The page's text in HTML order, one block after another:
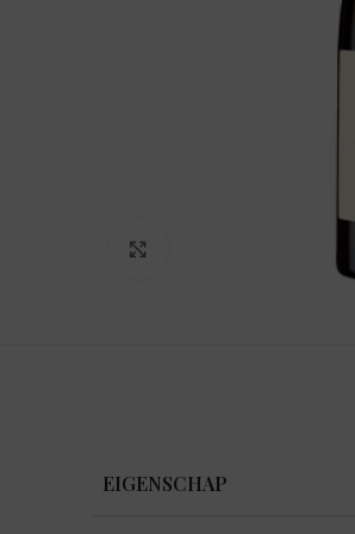
EIGENSCHAP